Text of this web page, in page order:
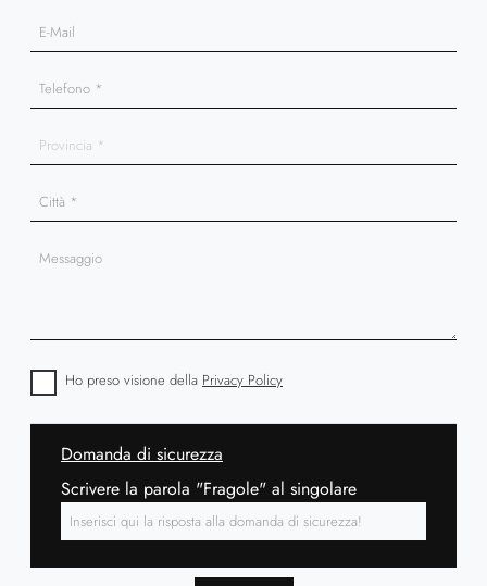
Ho preso visione della Privacy Policy
Domanda di sicurezza
Scrivere la parola "Fragole" al singolare